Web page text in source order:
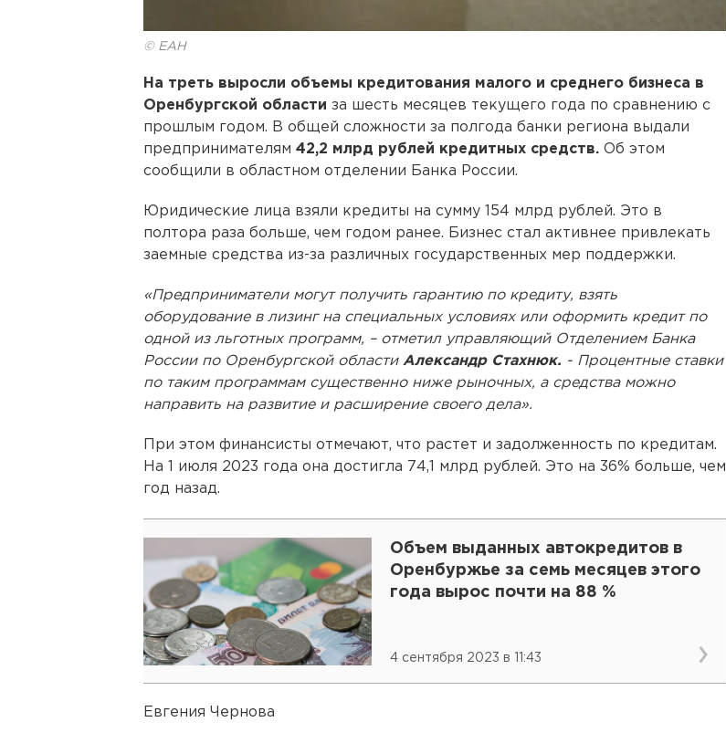
© ЕАН
На треть выросли объемы кредитования малого и среднего бизнеса в
Оренбургской области за шесть месяцев текущего года по сравнению с
прошлым годом. В общей сложности за полгода банки региона выдали
предпринимателям 42,2 млрд рублей кредитных средств. Об этом
сообщили в областном отделении Банка России.
Юридические лица взяли кредиты на сумму 154 млрд рублей. Это в
полтора раза больше, чем годом ранее. Бизнес стал активнее привлекать
заемные средства из-за различных государственных мер поддержки.
«Предприниматели могут получить гарантию по кредиту, взять
оборудование в лизинг на специальных условиях или оформить кредит по
одной из льготных программ, – отметил управляющий Отделением Банка
России по Оренбургской области Александр Стахнюк. - Процентные ставки
по таким программам существенно ниже рыночных, а средства можно
направить на развитие и расширение своего дела».
При этом финансисты отмечают, что растет и задолженность по кредитам.
На 1 июля 2023 года она достигла 74,1 млрд рублей. Это на 36% больше, чем
год назад.
Объем выданных автокредитов в
Оренбуржье за семь месяцев этого
года вырос почти на 88 %
4 сентября 2023 в 11:43
Евгения Чернова